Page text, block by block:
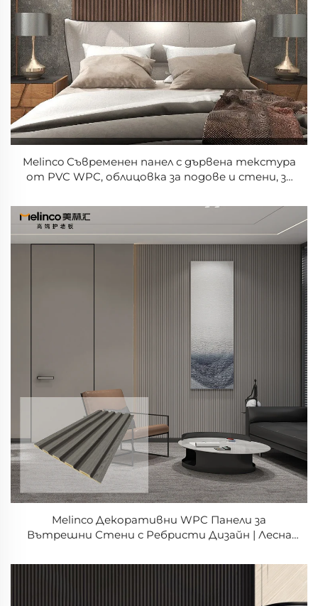
Melinco Съвременен панел с дървена текстура
от PVC WPC, облицовка за подове и стени, за
апартамент, плоча за стена, модерна
Melinco Декоративни WPC Панели за
Вътрешни Стени с Ребристи Дизайн | Лесна
Дърво, Отличен Декоративен Панел за Стена